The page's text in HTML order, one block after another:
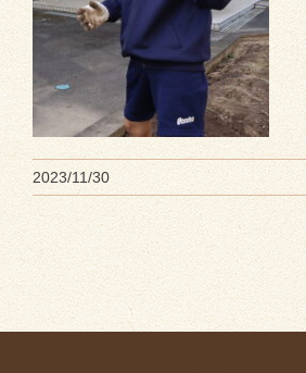
2023/11/30